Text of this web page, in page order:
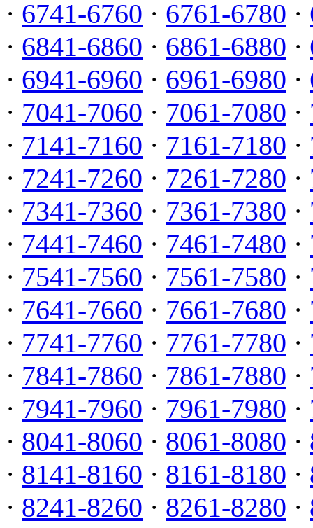
· 6741-6760 · 6761-6780 ·
· 6841-6860 · 6861-6880 ·
· 6941-6960 · 6961-6980 ·
· 7041-7060 · 7061-7080 ·
· 7141-7160 · 7161-7180 ·
· 7241-7260 · 7261-7280 ·
· 7341-7360 · 7361-7380 ·
· 7441-7460 · 7461-7480 ·
· 7541-7560 · 7561-7580 ·
· 7641-7660 · 7661-7680 ·
· 7741-7760 · 7761-7780 ·
· 7841-7860 · 7861-7880 ·
· 7941-7960 · 7961-7980 ·
· 8041-8060 · 8061-8080 ·
· 8141-8160 · 8161-8180 ·
· 8241-8260 · 8261-8280 ·